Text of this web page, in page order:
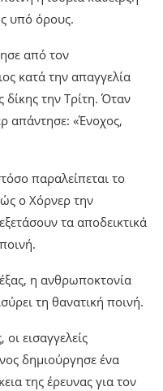
υπό όρους.
από τον
κατά την απαγγελία
την Τρίτη. Όταν
απάντησε: «Ένοχος,
παραλείπεται το
ο Χόρνερ την
τα αποδεικτικά
η ανθρωποκτονία
τη θανατική ποινή.
εισαγγελείς
δημιούργησε ένα
της έρευνας για τον